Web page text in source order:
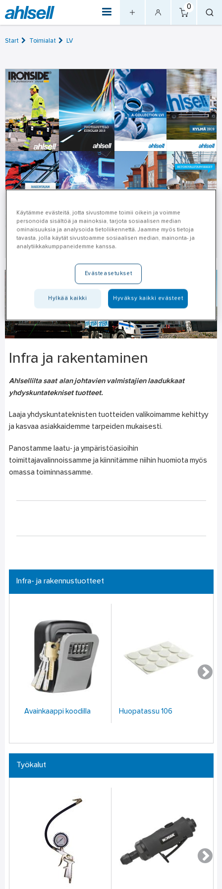
0
Start Toimialat LV
Tuoteluettelot »
Infra ja rakentaminen
Ahlsellilta saat alan johtavien valmistajien laadukkaat
yhdyskuntatekniset tuotteet.
Laaja yhdyskuntateknisten tuotteiden valikoimamme kehittyy
ja kasvaa asiakkaidemme tarpeiden mukaisesti.
Panostamme laatu- ja ympäristöasioihin
toimittajavalinnoissamme ja kiinnitämme niihin huomiota myös
omassa toiminnassamme.
Infra- ja rakennustuotteet
Avainkaappi koodilla Huopatassu 106
Työkalut
Käytämme evästeitä, jotta sivustomme toimii oikein ja voimme
personoida sisältöä ja mainoksia, tarjota sosiaalisen median
ominaisuuksia ja analysoida tietoliikennettä. Jaamme myös tietoja
tavasta, jolla käytät sivustoamme sosiaalisen median, mainonta- ja
analytiikkakumppaneidemme kanssa.
Evästeasetukset
Hylkää kaikki Hyväksy kaikki evästeet